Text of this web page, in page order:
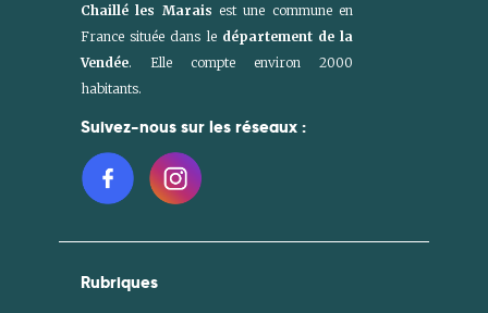
Chaillé les Marais est une commune en
France située dans le département de la
Vendée. Elle compte environ 2000
habitants.
Suivez-nous sur les réseaux :
Rubriques